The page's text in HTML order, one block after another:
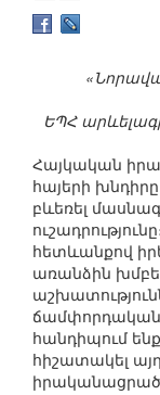
ԵՊՀ
Հայկական
հայերի
բևեռել
հետևանքով
առանձին
ճամփորդական
հանդիպում
հիշատակել
իրականացրած